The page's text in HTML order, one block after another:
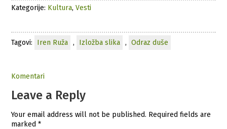
Kategorije: Kultura,Vesti
Tagovi: Iren Ruža , Izložba slika , Odraz duše
Komentari
Leave a Reply
Your email address will not be published. Required fields are
marked*